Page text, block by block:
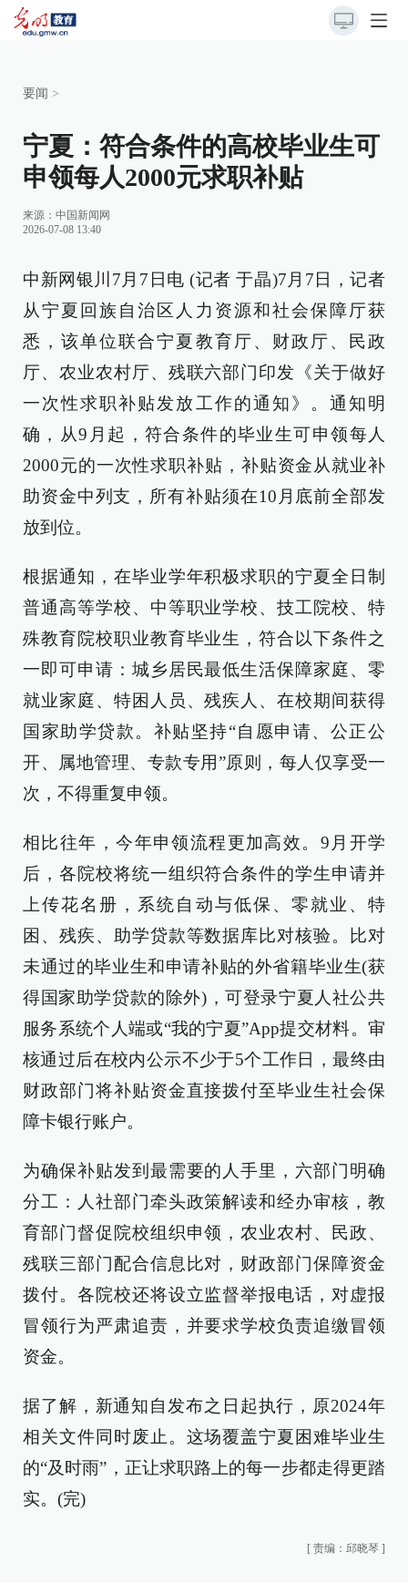
要闻 >
宁夏：符合条件的高校毕业生可
申领每人2000元求职补贴
来源： 中国新闻网
2026-07-08 13:40
中新网银川7月7日电 (记者 于晶)7月7日，记者
从宁夏回族自治区人力资源和社会保障厅获
悉，该单位联合宁夏教育厅、财政厅、民政
厅、农业农村厅、残联六部门印发《关于做好
一次性求职补贴发放工作的通知》。通知明
确，从9月起，符合条件的毕业生可申领每人
2000元的一次性求职补贴，补贴资金从就业补
助资金中列支，所有补贴须在10月底前全部发
放到位。
根据通知，在毕业学年积极求职的宁夏全日制
普通高等学校、中等职业学校、技工院校、特
殊教育院校职业教育毕业生，符合以下条件之
一即可申请：城乡居民最低生活保障家庭、零
就业家庭、特困人员、残疾人、在校期间获得
国家助学贷款。补贴坚持“自愿申请、公正公
开、属地管理、专款专用”原则，每人仅享受一
次，不得重复申领。
相比往年，今年申领流程更加高效。9月开学
后，各院校将统一组织符合条件的学生申请并
上传花名册，系统自动与低保、零就业、特
困、残疾、助学贷款等数据库比对核验。比对
未通过的毕业生和申请补贴的外省籍毕业生(获
得国家助学贷款的除外)，可登录宁夏人社公共
服务系统个人端或“我的宁夏”App提交材料。审
核通过后在校内公示不少于5个工作日，最终由
财政部门将补贴资金直接拨付至毕业生社会保
障卡银行账户。
为确保补贴发到最需要的人手里，六部门明确
分工：人社部门牵头政策解读和经办审核，教
育部门督促院校组织申领，农业农村、民政、
残联三部门配合信息比对，财政部门保障资金
拨付。各院校还将设立监督举报电话，对虚报
冒领行为严肃追责，并要求学校负责追缴冒领
资金。
据了解，新通知自发布之日起执行，原2024年
相关文件同时废止。这场覆盖宁夏困难毕业生
的“及时雨”，正让求职路上的每一步都走得更踏
实。(完)
[ 责编：邱晓琴 ]